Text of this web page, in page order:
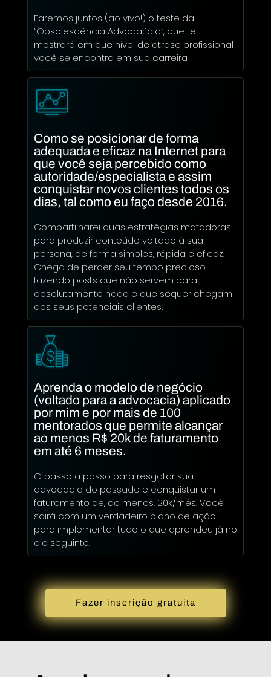
Faremos juntos (ao vivo!) o teste da
“Obsolescência Advocatícia”, que te
mostrará em que nível de atraso profissional
você se encontra em sua carreira
Como se posicionar de forma
adequada e eficaz na Internet para
que você seja percebido como
autoridade/especialista e assim
conquistar novos clientes todos os
dias, tal como eu faço desde 2016.
Compartilharei duas estratégias matadoras
para produzir conteúdo voltado à sua
persona, de forma simples, rápida e eficaz.
Chega de perder seu tempo precioso
fazendo posts que não servem para
absolutamente nada e que sequer chegam
aos seus potenciais clientes.
Aprenda o modelo de negócio
(voltado para a advocacia) aplicado
por mim e por mais de 100
mentorados que permite alcançar
ao menos R$ 20k de faturamento
em até 6 meses.
O passo a passo para resgatar sua
advocacia do passado e conquistar um
faturamento de, ao menos, 20k/mês. Você
sairá com um verdadeiro plano de ação
para implementar tudo o que aprendeu já no
dia seguinte.
Fazer inscrição gratuita